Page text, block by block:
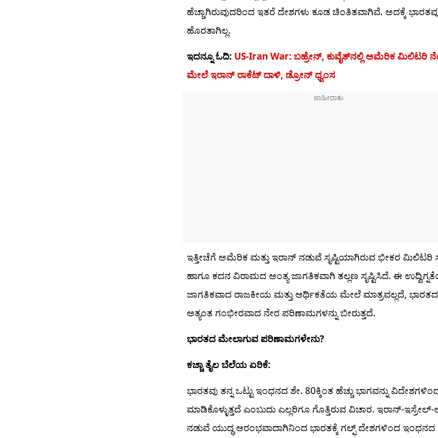
ಹೆಚ್ಚಾಗಿರುವುದರಿಂದ ಇತರೆ ದೇಶಗಳು ಕೂಡ ಚಿಂತಿತವಾಗಿವೆ. ಅದಕ್ಕೆ
ಹೊರತಾಗಿಲ್ಲ.
ಇದನ್ನೂ ಓದಿ: US-Iran War: ಬಹ್ರೇನ್, ಕುವೈತ್‌ನಲ್ಲಿ ಅಮೆರಿಕ ಮಿಲಿಟರಿ
ಮೇಲೆ ಇರಾನ್ ರಾಕೆಟ್ ದಾಳಿ, ಡ್ರೋನ್ ಧ್ವಂಸ
ಇತ್ತೀಚೆಗೆ ಅಮೆರಿಕ ಮತ್ತು ಇರಾನ್ ನಡುವೆ ಸೃಷ್ಟಿಯಾಗಿರುವ ಭೀಕರ
ಹಾಗೂ ಕದನ ವಿರಾಮದ ಅಂತ್ಯ ಜಾಗತಿಕವಾಗಿ ತಲ್ಲಣ ಸೃಷ್ಟಿಸಿದೆ. ಈ
ಜಾಗತಿಕವಾದ ರಾಜಕೀಯ ಮತ್ತು ಆರ್ಥಿಕತೆಯ ಮೇಲೆ ಮಾತ್ರವಲ್ಲದೆ,
ಅತ್ಯಂತ ಗಂಭೀರವಾದ ನೇರ ಪರಿಣಾಮಗಳನ್ನು ಬೀರುತ್ತದೆ.
ಭಾರತದ ಮೇಲಾಗುವ ಪರಿಣಾಮಗಳೇನು?
ಕಚ್ಚಾ ತೈಲ ಬೆಲೆಯ ಏರಿಕೆ:
ಭಾರತವು ತನ್ನ ಒಟ್ಟು ಇಂಧನದ ಶೇ. 80ಕ್ಕಿಂತ ಹೆಚ್ಚು ಭಾಗವನ್ನು
ಮಾಡಿಕೊಳ್ಳುತ್ತದೆ ಎಂಬುದು ಎಲ್ಲರಿಗೂ ಗೊತ್ತಿರುವ ವಿಚಾರ. ಇರಾನ್-
ನಡುವೆ ಯುದ್ಧ ಆರಂಭವಾದಾಗಿನಿಂದ ಭಾರತಕ್ಕೆ ಗಲ್ಫ್ ದೇಶಗಳಿಂದ ಇಂಧನದ